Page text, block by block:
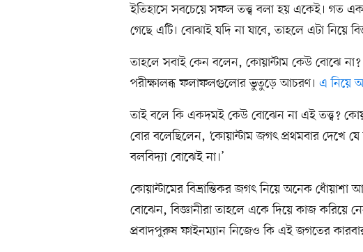
ইতিহাসে সবচেয়ে সফল তত্ত্ব বলা হয় একেই। গত
গেছে এটি। বোঝাই যদি না যাবে, তাহলে এটা নিয়ে
তাহলে সবাই কেন বলেন, কোয়ান্টাম কেউ বোঝে
পরীক্ষালব্ধ ফলাফলগুলোর ভুতুড়ে আচরণ। এ নিয়ে
তাই বলে কি একদমই কেউ বোঝেন না এই তত্ত্ব?
বোর বলেছিলেন, ‘কোয়ান্টাম জগৎ প্রথমবার দেখে
বলবিদ্যা বোঝেই না।’
কোয়ান্টামের বিভ্রান্তিকর জগৎ নিয়ে অনেক
বোঝেন, বিজ্ঞানীরা তাহলে একে দিয়ে কাজ করিয়ে
প্রবাদপুরুষ ফাইনম্যান নিজেও কি এই জগতের